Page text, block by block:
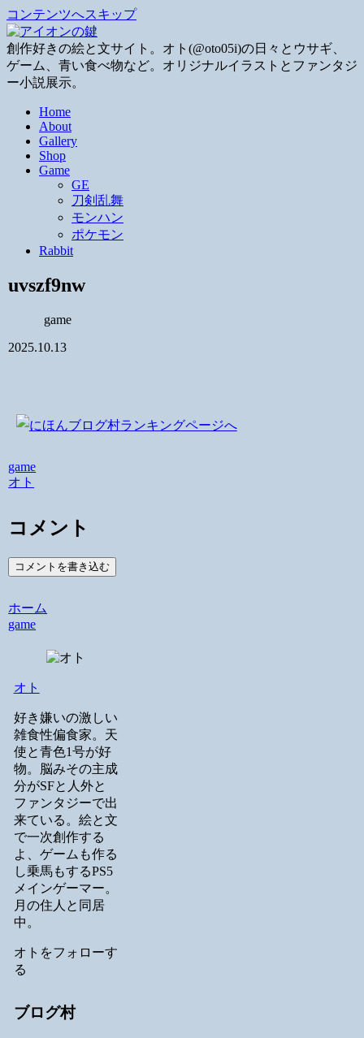
コンテンツへスキップ
創作好きの絵と文サイト。オト(@oto05i)の日々とウサギ、
ゲーム、青い食べ物など。オリジナルイラストとファンタジ
ー小説展示。
Home
About
Gallery
Shop
Game
GE
刀剣乱舞
モンハン
ポケモン
Rabbit
uvszf9nw
game
2025.10.13
game
オト
コメント
コメントを書き込む
ホーム
game
オト
好き嫌いの激しい
雑食性偏食家。天
使と青色1号が好
物。脳みその主成
分がSFと人外と
ファンタジーで出
来ている。絵と文
で一次創作する
よ、ゲームも作る
し乗馬もするPS5
メインゲーマー。
月の住人と同居
中。
オトをフォローす
る
ブログ村